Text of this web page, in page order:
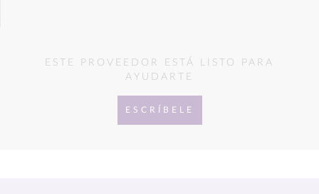
ESTE PROVEEDOR ESTÁ LISTO PARA
AYUDARTE
ESCRÍBELE